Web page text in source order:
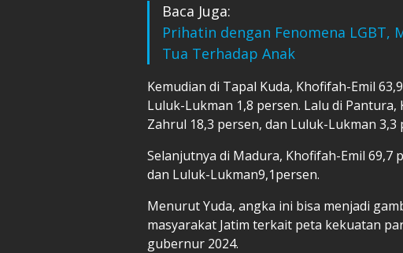
Baca Juga:
Prihatin dengan Fenomena LGBT,
Tua Terhadap Anak
Kemudian di Tapal Kuda, Khofifah-Emil
Luluk-Lukman 1,8 persen. Lalu di
Zahrul 18,3 persen, dan Luluk-Lukman 3,3
Selanjutnya di Madura, Khofifah-Emil 69,7
dan Luluk-Lukman9,1persen.
Menurut Yuda, angka ini bisa menjadi
masyarakat Jatim terkait peta kekuatan
gubernur 2024.